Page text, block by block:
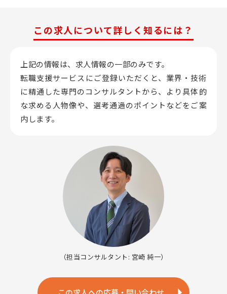
この求人について詳しく知るには？
上記の情報は、求人情報の一部のみです。
転職支援サービスにご登録いただくと、業界・技術
に精通した専門のコンサルタントから、 より具体的
な求める人物像や、選考通過のポイントなどをご案
内します。
（担当コンサルタント: 宮崎 純一）